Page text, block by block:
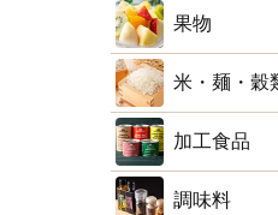
果物
米・麺・穀
加工食品
調味料